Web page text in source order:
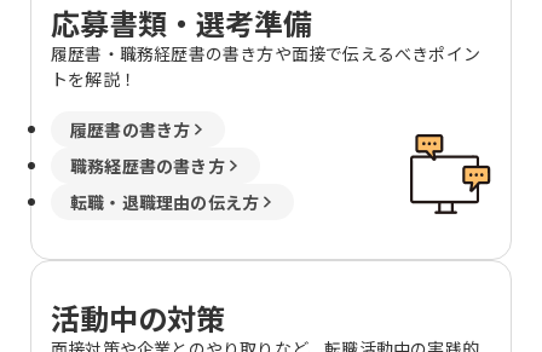
応募書類・選考準備
履歴書・職務経歴書の書き方や面接で伝えるべきポイン
トを解説！
履歴書の書き方
職務経歴書の書き方
転職・退職理由の伝え方
活動中の対策